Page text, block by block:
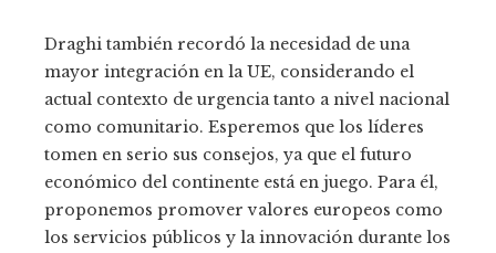
Draghi también recordó la necesidad de una
mayor integración en la UE, considerando el
actual contexto de urgencia tanto a nivel nacional
como comunitario. Esperemos que los líderes
tomen en serio sus consejos, ya que el futuro
económico del continente está en juego. Para él,
proponemos promover valores europeos como
los servicios públicos y la innovación durante los